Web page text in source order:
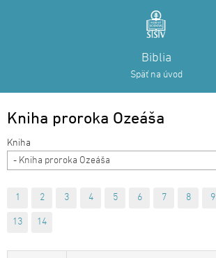
Biblia
Späť na úvod
Kniha proroka Ozeáša
- Kniha proroka Ozeáša
1 2 3 4 5 6 7 8 9
13 14